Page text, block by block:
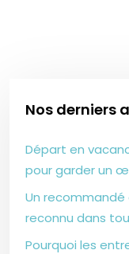
Nos derniers
Départ en
pour garder un
Un
reconnu dans
Pourquoi les